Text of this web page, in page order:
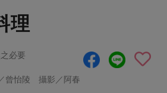
週
理
必要
曾怡陵 攝影／阿春